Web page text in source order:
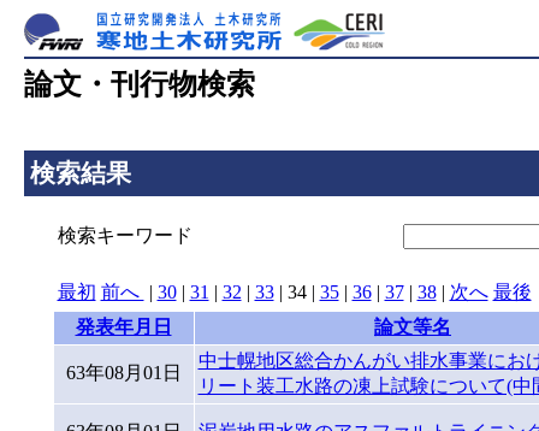
論文・刊行物検索
検索結果
検索キーワード
最初 前へ | 30| 31 | 32 | 33| 34| 35| 36| 37| 38| 次へ 最後
発表年月日
論文等名
63年08月01日
中士幌地区総合かんがい排水事業にお
リート装工水路の凍上試験について(中